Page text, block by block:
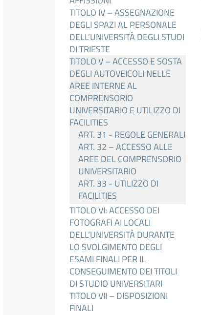
TITOLO IV – ASSEGNAZIONE
DEGLI SPAZI AL PERSONALE
DELL’UNIVERSITÀ DEGLI STUDI
DI TRIESTE
TITOLO V – ACCESSO E SOSTA
DEGLI AUTOVEICOLI NELLE
AREE INTERNE AL
COMPRENSORIO
UNIVERSITARIO E UTILIZZO DI
FACILITIES
ART. 31 - REGOLE GENERALI
ART. 32 – ACCESSO ALLE
AREE DEL COMPRENSORIO
UNIVERSITARIO
ART. 33 - UTILIZZO DI
FACILITIES
TITOLO VI: ACCESSO DEI
FOTOGRAFI AI LOCALI
DELL’UNIVERSITÀ DURANTE
LO SVOLGIMENTO DEGLI
ESAMI FINALI PER IL
CONSEGUIMENTO DEI TITOLI
DI STUDIO UNIVERSITARI
TITOLO VII – DISPOSIZIONI
FINALI